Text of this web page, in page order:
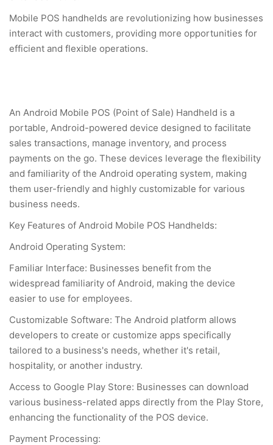
Mobile POS handhelds are revolutionizing how businesses
interact with customers, providing more opportunities for
efficient and flexible operations.
An Android Mobile POS (Point of Sale) Handheld is a
portable, Android-powered device designed to facilitate
sales transactions, manage inventory, and process
payments on the go. These devices leverage the flexibility
and familiarity of the Android operating system, making
them user-friendly and highly customizable for various
business needs.
Key Features of Android Mobile POS Handhelds:
Android Operating System:
Familiar Interface: Businesses benefit from the
widespread familiarity of Android, making the device
easier to use for employees.
Customizable Software: The Android platform allows
developers to create or customize apps specifically
tailored to a business's needs, whether it's retail,
hospitality, or another industry.
Access to Google Play Store: Businesses can download
various business-related apps directly from the Play Store,
enhancing the functionality of the POS device.
Payment Processing: